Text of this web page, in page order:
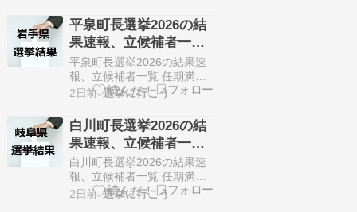
寄…
人に対して1人が立候補して
います。 8月9日に投開票の
予定でしたが立候補者が定
数以下だったので無投票で
の当選が確定しています。
今回はこの小樽市長選挙の
平泉町長選挙2026の結
果速報、立候補者一覧
（8月9日、岩手県）・
無投票
平泉町長選挙2026の結果速
報、立候補者一覧 任期満了
に伴う平泉町長選挙が8月4
人に対して1人が立候補して
います。 8月9日に投開票の
予定でしたが立候補者が定
数以下だったので無投票で
の当選が確定しています。
今回はこの平泉町長選挙の
2日前 選挙に行こう
白川町長選挙2026の結
果速報、立候補者一覧
（8月9日、岐阜県）・
無投票
白川町長選挙2026の結果速
報、立候補者一覧 任期満了
に伴う白川町長選挙が8月4
2日前 選挙に行こう